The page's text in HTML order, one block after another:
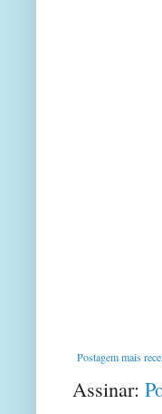
Postagem mais
Assinar: